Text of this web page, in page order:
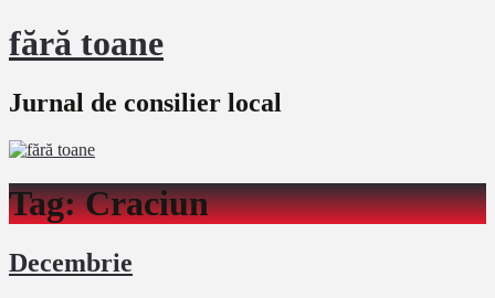
fără toane
Jurnal de consilier local
Tag:Craciun
Decembrie